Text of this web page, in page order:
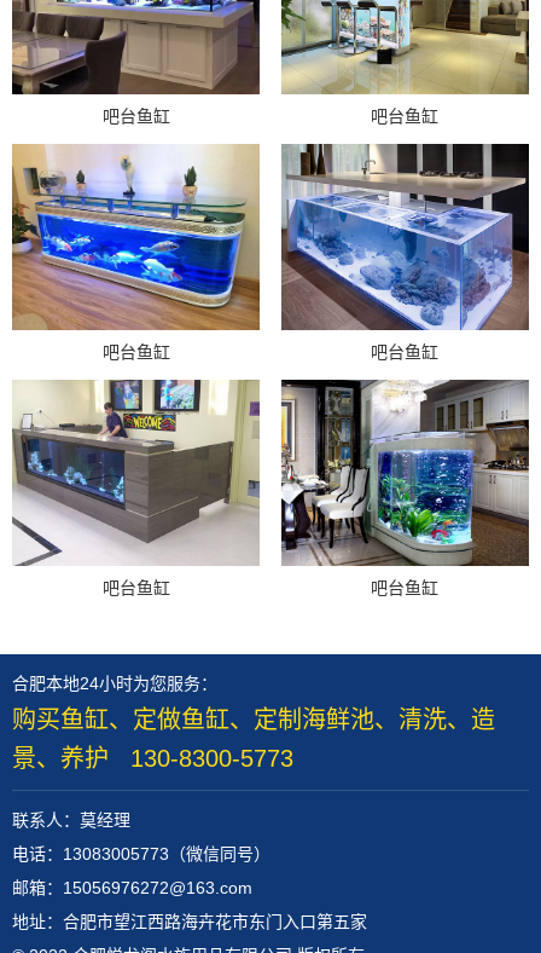
吧台鱼缸 吧台鱼缸
吧台鱼缸 吧台鱼缸
吧台鱼缸 吧台鱼缸
合肥本地24小时为您服务：
购买鱼缸、定做鱼缸、定制海鲜池、清洗、造
景、养护 130-8300-5773
联系人：莫经理
电话：13083005773（微信同号）
邮箱：15056976272@163.com
地址：合肥市望江西路海卉花市东门入口第五家